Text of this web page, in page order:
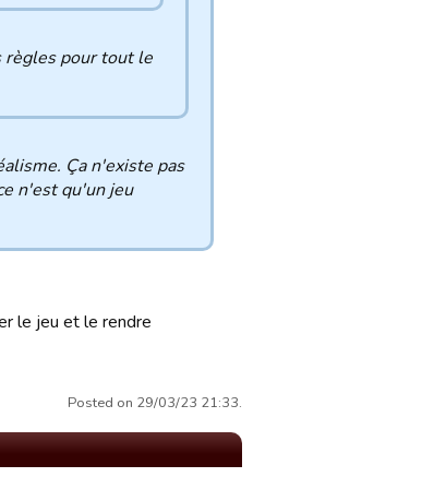
règles pour tout le
Ça n'existe pas
n'est qu'un jeu
le jeu et le rendre
Posted on 29/03/23 21:33.